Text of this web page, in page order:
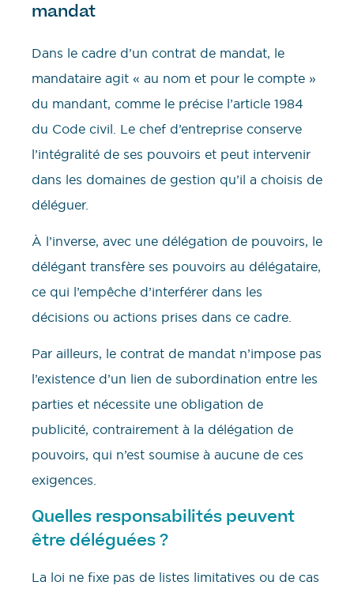
mandat
Dans le cadre d’un contrat de mandat, le
mandataire agit « au nom et pour le compte »
du mandant, comme le précise l’article 1984
du Code civil. Le chef d’entreprise conserve
l’intégralité de ses pouvoirs et peut intervenir
dans les domaines de gestion qu’il a choisis de
déléguer.
À l’inverse, avec une délégation de pouvoirs, le
délégant transfère ses pouvoirs au délégataire,
ce qui l’empêche d’interférer dans les
décisions ou actions prises dans ce cadre.
Par ailleurs, le contrat de mandat n’impose pas
l’existence d’un lien de subordination entre les
parties et nécessite une obligation de
publicité, contrairement à la délégation de
pouvoirs, qui n’est soumise à aucune de ces
exigences.
Quelles responsabilités peuvent
être déléguées ?
La loi ne fixe pas de listes limitatives ou de cas